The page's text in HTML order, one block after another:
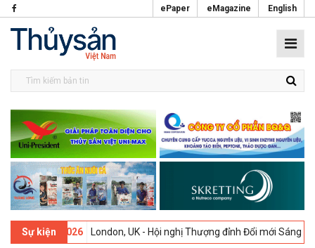
ePaper eMagazine English
Sự kiện
09-02-2026 London, UK - Hội nghị Thượng đỉnh Đổi mới Sáng tạo